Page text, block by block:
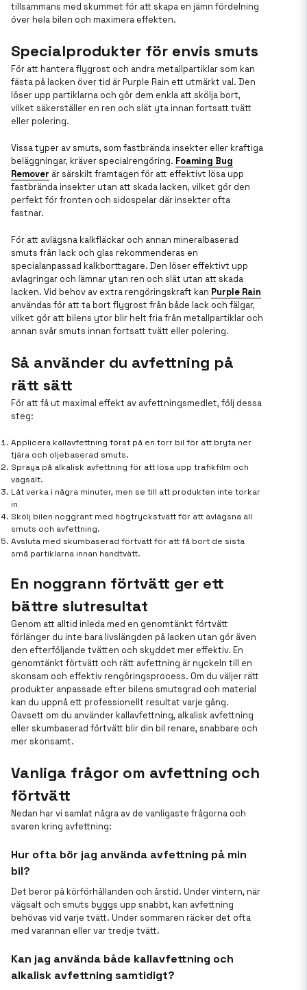
tillsammans med skummet för att skapa en jämn fördelning
över hela bilen och maximera effekten.
Specialprodukter för envis smuts
För att hantera flygrost och andra metallpartiklar som kan
fästa på lacken över tid är Purple Rain ett utmärkt val. Den
löser upp partiklarna och gör dem enkla att skölja bort,
vilket säkerställer en ren och slät yta innan fortsatt tvätt
eller polering.
Vissa typer av smuts, som fastbrända insekter eller kraftiga
beläggningar, kräver specialrengöring. Foaming Bug
Remover är särskilt framtagen för att effektivt lösa upp
fastbrända insekter utan att skada lacken, vilket gör den
perfekt för fronten och sidospelar där insekter ofta
fastnar.
För att avlägsna kalkfläckar och annan mineralbaserad
smuts från lack och glas rekommenderas en
specialanpassad kalkborttagare. Den löser effektivt upp
avlagringar och lämnar ytan ren och slät utan att skada
lacken. Vid behov av extra rengöringskraft kan Purple Rain
användas för att ta bort flygrost från både lack och fälgar,
vilket gör att bilens ytor blir helt fria från metallpartiklar och
annan svår smuts innan fortsatt tvätt eller polering.
Så använder du avfettning på
rätt sätt
För att få ut maximal effekt av avfettningsmedlet, följ dessa
steg:
Applicera kallavfettning först på en torr bil för att bryta ner
tjära och oljebaserad smuts.
Spraya på alkalisk avfettning för att lösa upp trafikfilm och
vägsalt.
Låt verka i några minuter, men se till att produkten inte torkar
in
Skölj bilen noggrant med högtryckstvätt för att avlägsna all
smuts och avfettning.
Avsluta med skumbaserad förtvätt för att få bort de sista
små partiklarna innan handtvätt.
En noggrann förtvätt ger ett
bättre slutresultat
Genom att alltid inleda med en genomtänkt förtvätt
förlänger du inte bara livslängden på lacken utan gör även
den efterföljande tvätten och skyddet mer effektiv. En
genomtänkt förtvätt och rätt avfettning är nyckeln till en
skonsam och effektiv rengöringsprocess. Om du väljer rätt
produkter anpassade efter bilens smutsgrad och material
kan du uppnå ett professionellt resultat varje gång.
Oavsett om du använder kallavfettning, alkalisk avfettning
eller skumbaserad förtvätt blir din bil renare, snabbare och
mer skonsamt.
Vanliga frågor om avfettning och
förtvätt
Nedan har vi samlat några av de vanligaste frågorna och
svaren kring avfettning:
Hur ofta bör jag använda avfettning på min
bil?
Det beror på körförhållanden och årstid. Under vintern, när
vägsalt och smuts byggs upp snabbt, kan avfettning
behövas vid varje tvätt. Under sommaren räcker det ofta
med varannan eller var tredje tvätt.
Kan jag använda både kallavfettning och
alkalisk avfettning samtidigt?